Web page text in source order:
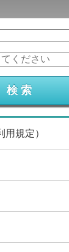
規定）